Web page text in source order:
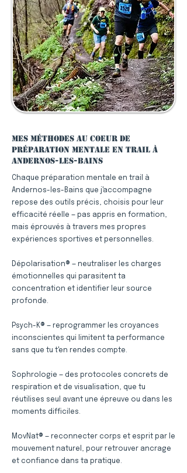
Mes méthodes au coeur de
préparation mentale en trail à
Andernos-les-Bains
Chaque préparation mentale en trail à
Andernos-les-Bains que j'accompagne
repose des outils précis, choisis pour leur
efficacité réelle — pas appris en formation,
mais éprouvés à travers mes propres
expériences sportives et personnelles.
Dépolarisation® — neutraliser les charges
émotionnelles qui parasitent ta
concentration et identifier leur source
profonde.
Psych-K® — reprogrammer les croyances
inconscientes qui limitent ta performance
sans que tu t'en rendes compte.
Sophrologie — des protocoles concrets de
respiration et de visualisation, que tu
réutilises seul avant une épreuve ou dans les
moments difficiles.
MovNat® — reconnecter corps et esprit par le
mouvement naturel, pour retrouver ancrage
et confiance dans ta pratique.